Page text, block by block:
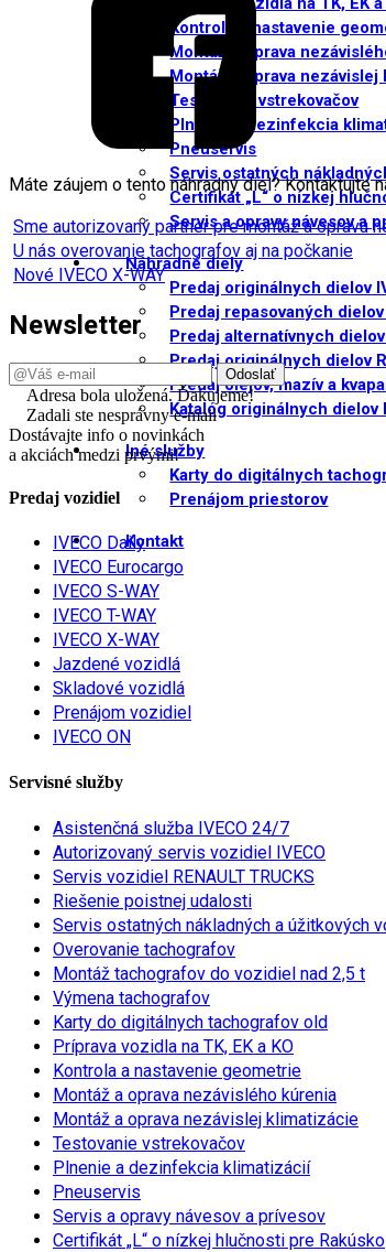
Kontrola a nastavenie
Montáž a oprava
Montáž a oprava nezávislej
Testovanie vstrekovačov
Plnenie a dezinfekcia
Pneuservis
Servis ostatných
Certifikát „L“ o nízkej
Servis a opravy návesov a
Náhradné diely
Predaj originálnych dielov
Predaj repasovaných dielov
Predaj alternatívnych dielov
Predaj originálnych dielov
Predaj olejov, mazív a
Katalóg originálnych dielov
Iné služby
Karty do digitálnych
Prenájom priestorov
Kontakt
Máte záujem o tento náhradný diel? Kontaktujte
Sme autorizovaný partner pre montáž a opravu
U nás overovanie tachografov aj na počkanie
Nové IVECO X-WAY
Newsletter
Adresa bola uložená. Ďakujeme!
Zadali ste nesprávny e-mail
Dostávajte info o novinkách
a akciách medzi prvými!
Predaj vozidiel
IVECO Daily
IVECO Eurocargo
IVECO S-WAY
IVECO T-WAY
IVECO X-WAY
Jazdené vozidlá
Skladové vozidlá
Prenájom vozidiel
IVECO ON
Servisné služby
Asistenčná služba IVECO 24/7
Autorizovaný servis vozidiel IVECO
Servis vozidiel RENAULT TRUCKS
Riešenie poistnej udalosti
Servis ostatných nákladných a úžitkových
Overovanie tachografov
Montáž tachografov do vozidiel nad 2,5 t
Výmena tachografov
Karty do digitálnych tachografov old
Príprava vozidla na TK, EK a KO
Kontrola a nastavenie geometrie
Montáž a oprava nezávislého kúrenia
Montáž a oprava nezávislej klimatizácie
Testovanie vstrekovačov
Plnenie a dezinfekcia klimatizácií
Pneuservis
Servis a opravy návesov a prívesov
Certifikát „L“ o nízkej hlučnosti pre Rakúsko